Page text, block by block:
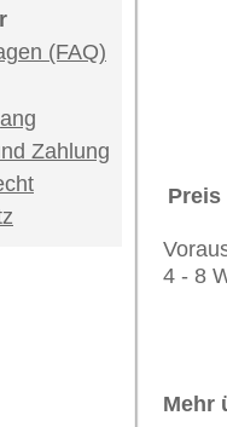
United Kingdom: